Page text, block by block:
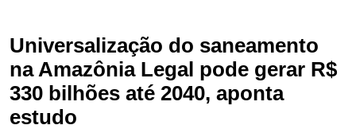
Universalização do saneamento
na Amazônia Legal pode gerar R$
330 bilhões até 2040, aponta
estudo